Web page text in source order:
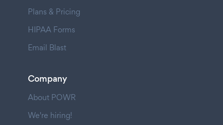
Plans & Pricing
HIPAA Forms
Email Blast
Company
About POWR
We're hiring!